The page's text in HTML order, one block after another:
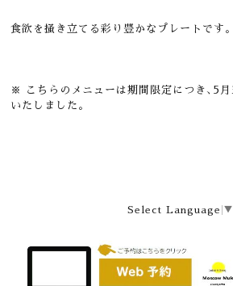
食欲を掻き立てる彩り豊かなプレートです。
※
こちらのメニューは期間限定につき､5
いたしました。
Select Language ▼